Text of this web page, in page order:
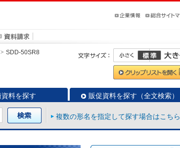
SDD-50SR8
料を探す 販促資料を探す（全文検索）
複数の形名を指定して探す場合はこちら